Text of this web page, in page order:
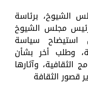
الشيوخ، برئاسة
رئيس مجلس الشيوخ
سياسة
وطلب أخر بشأن
الثقافية، وآثارها
قصور الثقافة